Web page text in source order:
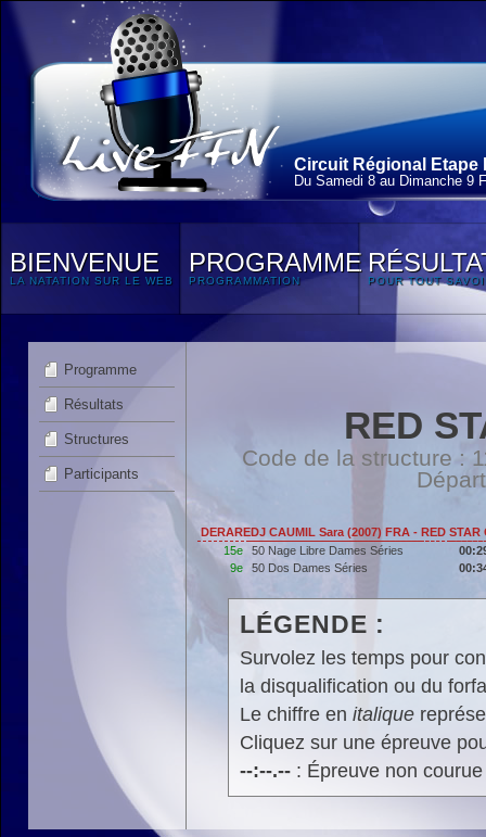
Circuit Régional Etape
Du Samedi 8 au Dimanche 9
BIENVENUE
LA NATATION SUR LE WEB
PROGRAMME
PROGRAMMATION POUR TOUT
Programme
Résultats
Structures
Participants
RED
Code de la structure :
DERAREDJ CAUMIL Sara (2007) FRA - RED STAR
15e
50 Nage Libre Dames Séries
9e
50 Dos Dames Séries
LÉGENDE :
Survolez les temps pour
la disqualification ou du
Le chiffre en italique
Cliquez sur une épreuve
--:--.--: Épreuve non